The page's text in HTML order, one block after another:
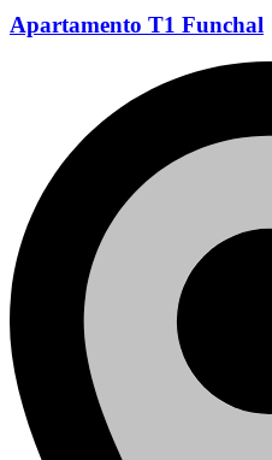
Apartamento T1 Funchal